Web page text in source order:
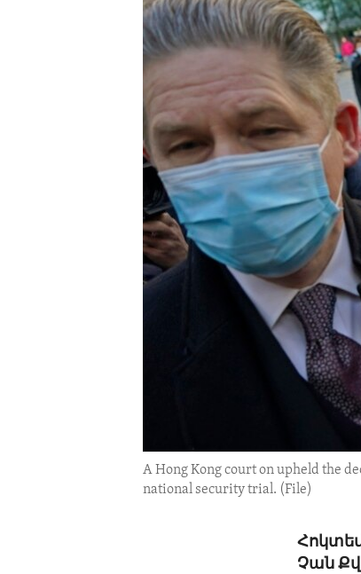
IDEALS AND INSTITUTIONS
A Hong Kong court on upheld the
national security trial. (File)
Չան